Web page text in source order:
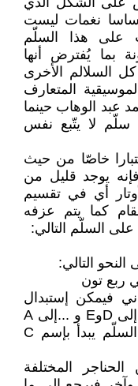
أساسا نغمات ليست
على هذا السلّم
بما يُفترض أنها
السلالم الأخرى
المتعارف
عبد الوهاب حينما
سلّم لا يتّبع نفس
خاصّا من حيث
يوجد قليل من
أي في تقسيم
كما يتم عزفه
على السلّم التالي:
التالي:
ربع تون
فيمكن إستبدال
نغمة دو بإسم ( C )ومن ثم الصعود إلى DوE و ...إلى A
ثم B ثم البدء من C ثانيةً، أي ان السلّم يبدأ بإسم C
المختلفة